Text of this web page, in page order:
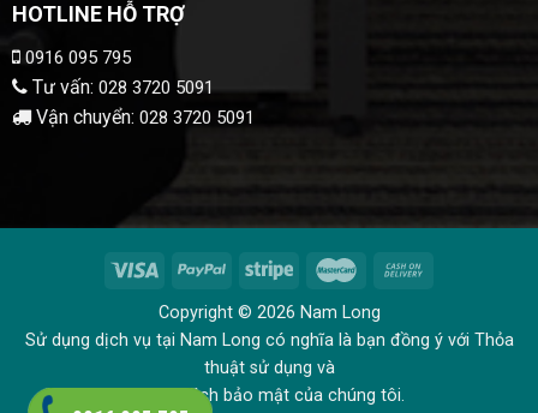
HOTLINE HỖ TRỢ
0916 095 795
Tư vấn: 028 3720 5091
Vận chuyển: 028 3720 5091
Copyright © 2026 Nam Long
Sử dụng dịch vụ tại Nam Long có nghĩa là bạn đồng ý với Thỏa
thuật sử dụng và
Chính sách bảo mật của chúng tôi.